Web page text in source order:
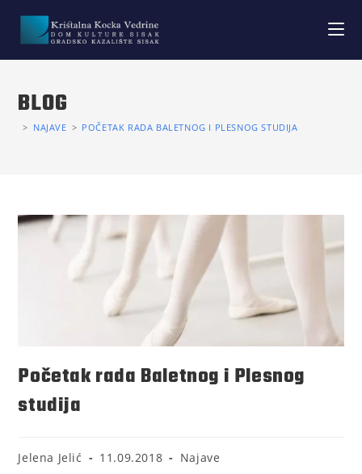
BLOG
> NAJAVE > POČETAK RADA BALETNOG I PLESNOG STUDIJA
Početak rada Baletnog i Plesnog
studija
Jelena Jelić 11.09.2018 Najave